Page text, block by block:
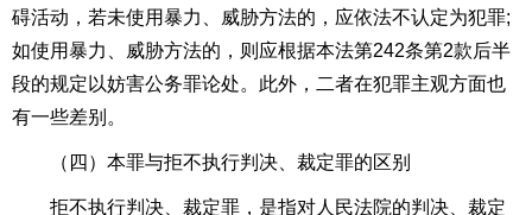
碍活动，若未使用暴力、威胁方法的，应依法不认定为犯罪;
如使用暴力、威胁方法的，则应根据本法第242条第2款后半
段的规定以妨害公务罪论处。此外，二者在犯罪主观方面也
有一些差别。
（四）本罪与拒不执行判决、裁定罪的区别
拒不执行判决、裁定罪，是指对人民法院的判决、裁定